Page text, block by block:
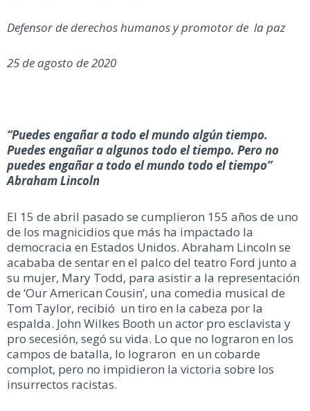
Defensor de derechos humanos y promotor de la paz
25 de agosto de 2020
“Puedes engañar a todo el mundo algún tiempo.
Puedes engañar a algunos todo el tiempo. Pero no
puedes engañar a todo el mundo todo el tiempo”
Abraham Lincoln
El 15 de abril pasado se cumplieron 155 años de uno
de los magnicidios que más ha impactado la
democracia en Estados Unidos. Abraham Lincoln se
acababa de sentar en el palco del teatro Ford junto a
su mujer, Mary Todd, para asistir a la representación
de ‘Our American Cousin’, una comedia musical de
Tom Taylor, recibió un tiro en la cabeza por la
espalda. John Wilkes Booth un actor pro esclavista y
pro secesión, segó su vida. Lo que no lograron en los
campos de batalla, lo lograron en un cobarde
complot, pero no impidieron la victoria sobre los
insurrectos racistas.